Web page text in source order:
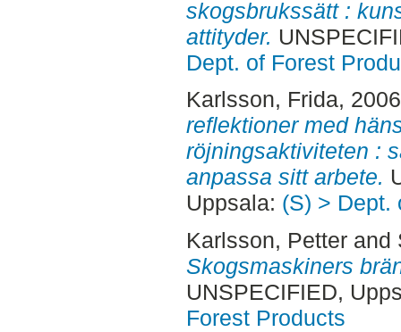
skogsbrukssätt :
attityder.
Dept. of Forest
Karlsson, Frida,
reflektioner med
röjningsaktiviteten :
anpassa sitt arbete.
Uppsala: (S) > Dept.
Karlsson, Petterand
Skogsmaskiners
UNSPECIFIED,
Forest Products